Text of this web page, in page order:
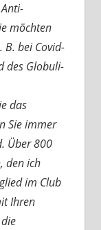
möchten
bei Covid-
des Globuli-
das
Sie immer
Über 800
den ich
im Club
Ihren